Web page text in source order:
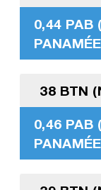
0,44 PAB
38 BTN
0,46 PAB